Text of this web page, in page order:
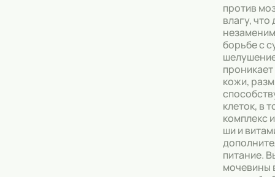
против
влагу, что
борьбе с
кожи,
клеток, в
комплекс
ши и
питание.
мочевины